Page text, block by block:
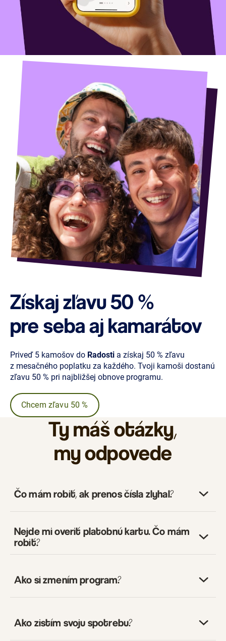
Získaj zľavu50 %
pre seba aj kamarátov
Priveď 5 kamošov do Radosti a získaj 50 % zľavu
z mesačného poplatku za každého. Tvoji kamoši dostanú
zľavu 50 % pri najbližšej obnove programu.
Chcem zľavu 50 %
Ty mášotázky,
my odpovede
Čo mám robiť, ak prenos čísla zlyhal?
Zadaný identifikačný údaj
skupinového programu
Nejde mi overiť platobnú kartu. Čo mám
robiť?
povolené online platby
Ako si zmením program?
Ako zistím svoju spotrebu?